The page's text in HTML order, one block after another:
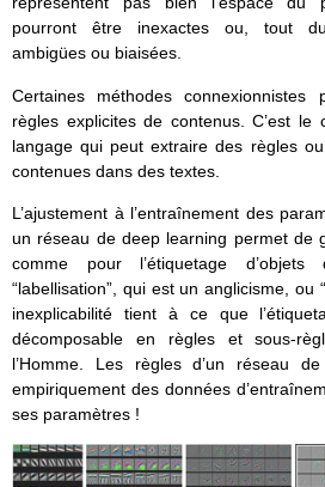
pourront être inexactes ou, tout
ambigües ou biaisées.
Certaines méthodes connexionnistes
règles explicites de contenus. C’est
langage qui peut extraire des règles
contenues dans des textes.
L’ajustement à l’entraînement des
un réseau de deep learning permet de
comme pour l’étiquetage
“labellisation”, qui est un anglicisme, ou
inexplicabilité tient à ce que
décomposable en règles et sous-
l’Homme. Les règles d’un réseau
empiriquement des données
ses paramètres !